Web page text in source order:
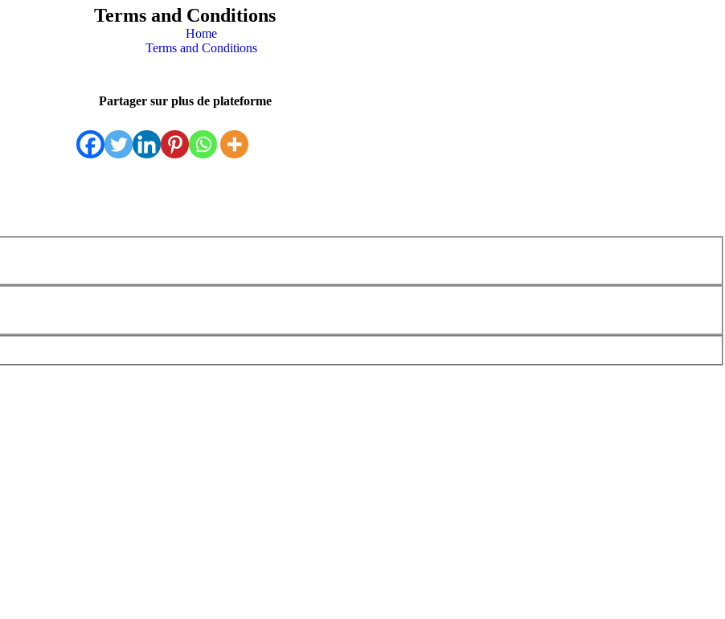
Terms and Conditions
Home
Terms and Conditions
Partager sur plus de plateforme